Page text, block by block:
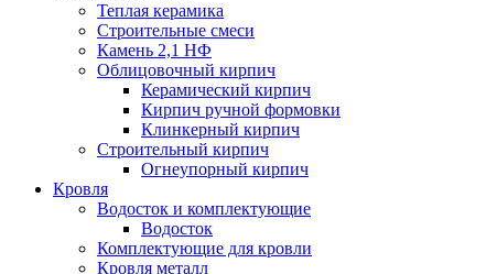
Теплая керамика
Строительные смеси
Камень 2,1 НФ
Облицовочный кирпич
Керамический кирпич
Кирпич ручной формовки
Клинкерный кирпич
Строительный кирпич
Огнеупорный кирпич
Кровля
Водосток и комплектующие
Водосток
Комплектующие для кровли
Кровля металл